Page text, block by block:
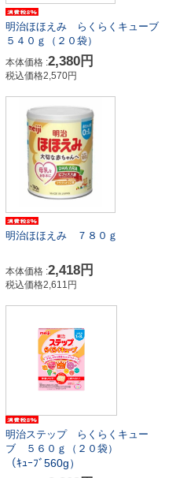
明治ほほえみ らくらくキューブ
５４０ｇ（２０袋）
本体価格 :2,380円
税込価格2,570円
明治ほほえみ ７８０ｇ
本体価格 :2,418円
税込価格2,611円
明治ステップ らくらくキュー
ブ ５６０ｇ（２０袋）
（ｷｭｰﾌﾞ560g）